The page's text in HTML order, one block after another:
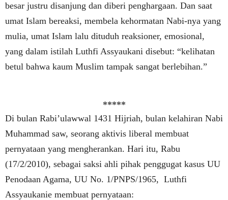
besar justru disanjung dan diberi penghargaan. Dan saat
umat Islam bereaksi, membela kehormatan Nabi-nya yang
mulia, umat Islam lalu dituduh reaksioner, emosional,
yang dalam istilah Luthfi Assyaukani disebut: “kelihatan
betul bahwa kaum Muslim tampak sangat berlebihan.”
*****
Di bulan Rabi’ulawwal 1431 Hijriah, bulan kelahiran Nabi
Muhammad saw, seorang aktivis liberal membuat
pernyataan yang mengherankan. Hari itu, Rabu
(17/2/2010), sebagai saksi ahli pihak penggugat kasus UU
Penodaan Agama, UU No. 1/PNPS/1965, Luthfi
Assyaukanie membuat pernyataan: